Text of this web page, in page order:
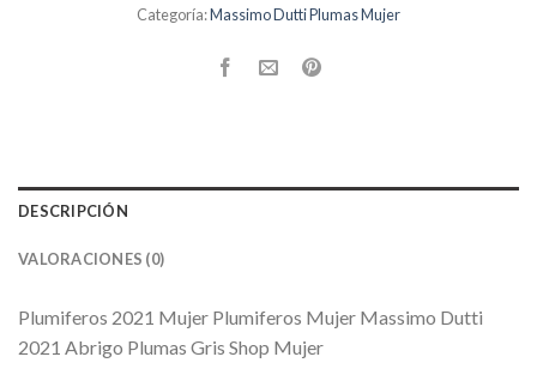
Categoría:Massimo Dutti Plumas Mujer
DESCRIPCIÓN
VALORACIONES (0)
Plumiferos 2021 Mujer Plumiferos Mujer Massimo Dutti
2021 Abrigo Plumas Gris Shop Mujer